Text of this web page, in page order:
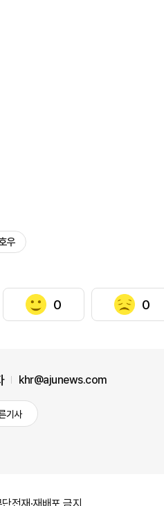
우
0 0
khr@ajunews.com
기사